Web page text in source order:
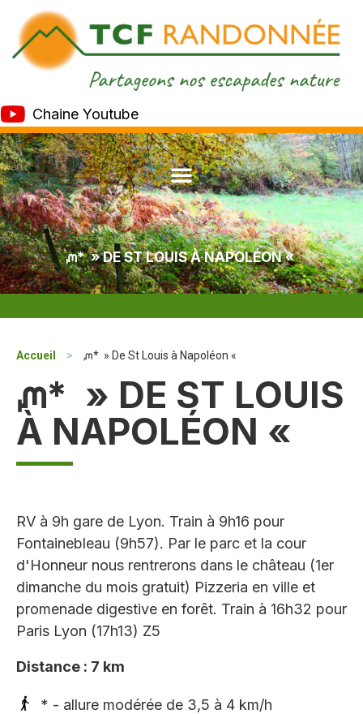
Chaine Youtube
ᘻ* » DE ST LOUIS À NAPOLÉON «
Accueil > ᘻ* » De St Louis à Napoléon «
ᘻ* » DE ST LOUIS
À NAPOLÉON «
RV à 9h gare de Lyon. Train à 9h16 pour
Fontainebleau (9h57). Par le parc et la cour
d'Honneur nous rentrerons dans le château (1er
dimanche du mois gratuit) Pizzeria en ville et
promenade digestive en forêt. Train à 16h32 pour
Paris Lyon (17h13) Z5
Distance : 7 km
* - allure modérée de 3,5 à 4 km/h